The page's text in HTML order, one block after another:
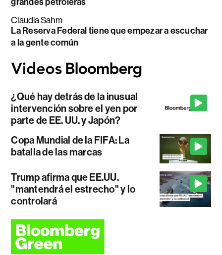
Claudia Sahm
La Reserva Federal tiene que empezar a escuchar
a la gente común
¿Qué hay detrás de la inusual
intervención sobre el yen por
parte de EE. UU. y Japón?
Copa Mundial de la FIFA: La
batalla de las marcas
Trump afirma que EE.UU.
"mantendrá el estrecho" y lo
controlará